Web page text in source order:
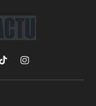
TikTokInstagram